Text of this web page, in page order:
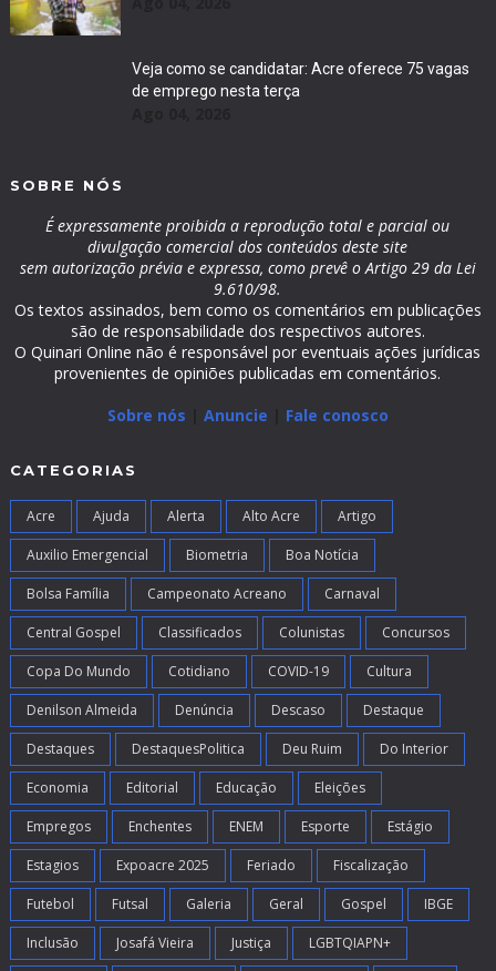
Veja como se candidatar: Acre oferece 75 vagas
de emprego nesta terça
SOBRE NÓS
É expressamente proibida a reprodução total e parcial ou
divulgação comercial dos conteúdos deste site
sem autorização prévia e expressa, como prevê o Artigo 29 da Lei
9.610/98.
Os textos assinados, bem como os comentários em publicações
são de responsabilidade dos respectivos autores.
O Quinari Online não é responsável por eventuais ações jurídicas
provenientes de opiniões publicadas em comentários.
Sobre nós
Anuncie Fale conosco
CATEGORIAS
Acre Ajuda Alerta Alto Acre Artigo
Auxilio Emergencial Biometria Boa Notícia
Bolsa Família Campeonato Acreano Carnaval
Central Gospel Classificados Colunistas Concursos
Copa Do Mundo Cotidiano COVID-19 Cultura
Denilson Almeida Denúncia Descaso Destaque
Destaques DestaquesPolitica Deu Ruim Do Interior
Economia Editorial Educação Eleições
Empregos Enchentes ENEM Esporte Estágio
Estagios Expoacre 2025 Feriado Fiscalização
Futebol Futsal Galeria Geral Gospel IBGE
Inclusão Josafá Vieira Justiça LGBTQIAPN+